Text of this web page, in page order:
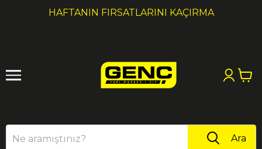
HAFTANIN FIRSATLARINI KAÇIRMA
1 2
Ara